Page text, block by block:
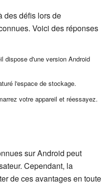
des défis lors de
Voici des réponses
dispose d'une version Android
l'espace de stockage.
votre appareil et réessayez.
sur Android peut
Cependant, la
de ces avantages en toute